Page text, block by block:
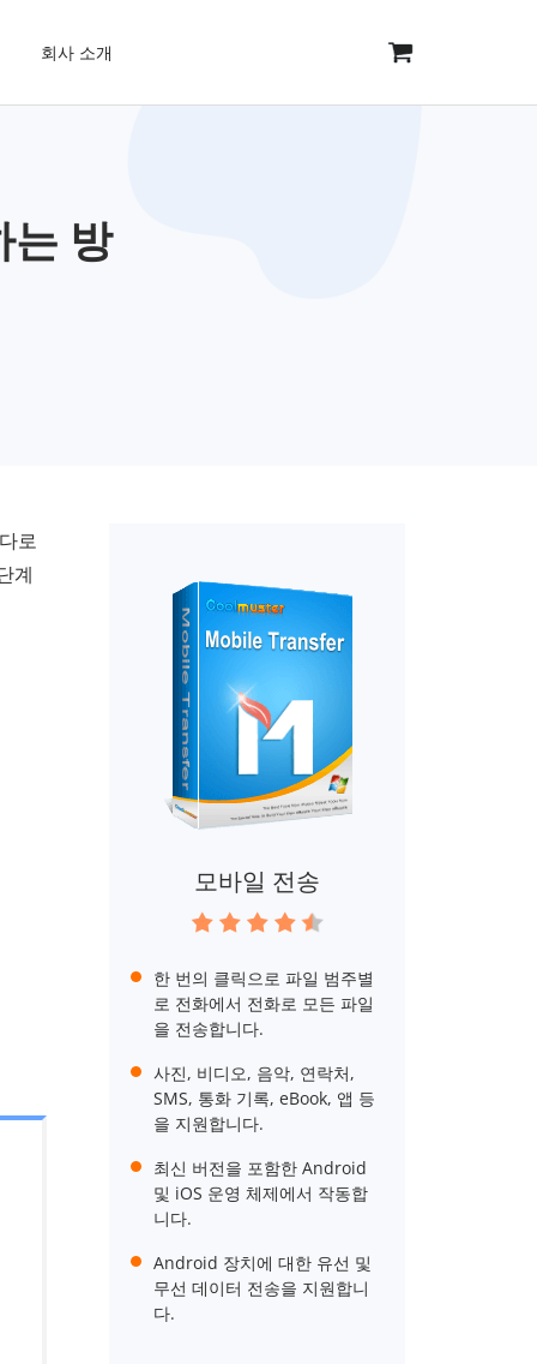
회사 소개
방
로
계
모바일 전송
한 번의 클릭으로 파일 범주별
로 전화에서 전화로 모든 파일
을 전송합니다.
사진, 비디오, 음악, 연락처,
SMS, 통화 기록, eBook, 앱 등
을 지원합니다.
최신 버전을 포함한 Android
및 iOS 운영 체제에서 작동합
니다.
Android 장치에 대한 유선 및
무선 데이터 전송을 지원합니
다.